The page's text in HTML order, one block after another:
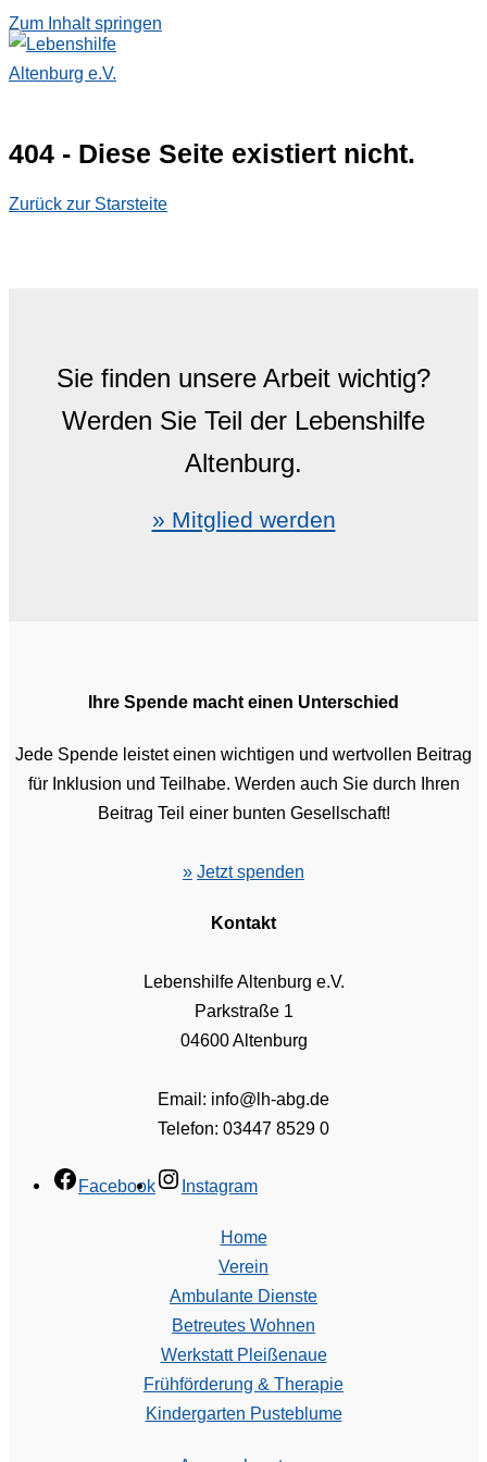
Zum Inhalt springen
404 - Diese Seite existiert nicht.
Zurück zur Starsteite
Sie finden unsere Arbeit wichtig?
Werden Sie Teil der Lebenshilfe
Altenburg.
» Mitglied werden
Ihre Spende macht einen Unterschied
Jede Spende leistet einen wichtigen und wertvollen Beitrag
für Inklusion und Teilhabe. Werden auch Sie durch Ihren
Beitrag Teil einer bunten Gesellschaft!
» Jetzt spenden
Kontakt
Lebenshilfe Altenburg e.V.
Parkstraße 1
04600 Altenburg
Email: info@lh-abg.de
Telefon: 03447 8529 0
Facebook Instagram
Home
Verein
Ambulante Dienste
Betreutes Wohnen
Werkstatt Pleißenaue
Frühförderung & Therapie
Kindergarten Pusteblume